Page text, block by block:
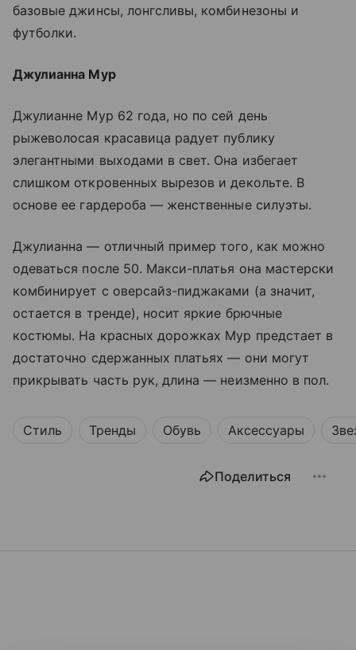
базовые джинсы, лонгсливы, комбинезоны и
футболки.
Джулианна Мур
Джулианне Мур 62 года, но по сей день
рыжеволосая красавица радует публику
элегантными выходами в свет. Она избегает
слишком откровенных вырезов и декольте. В
основе ее гардероба — женственные силуэты.
Джулианна — отличный пример того, как можно
одеваться после 50. Макси-платья она мастерски
комбинирует с оверсайз-пиджаками (а значит,
остается в тренде), носит яркие брючные
костюмы. На красных дорожках Мур предстает в
достаточно сдержанных платьях — они могут
прикрывать часть рук, длина — неизменно в пол.
Стиль Тренды Обувь Аксессуары
Поделиться